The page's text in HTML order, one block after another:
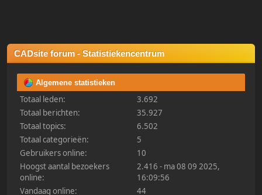
CADsite forum - Statistiekencentrum
Algemene statistieken
Totaal leden:
3.692
Totaal berichten:
35.927
Totaal topics:
6.502
Totaal categorieën:
5
Gebruikers online:
10
Hoogst aantal bezoekers
online:
2.416 - ma 08 09 2025,
16:09:56
Vandaag online:
44